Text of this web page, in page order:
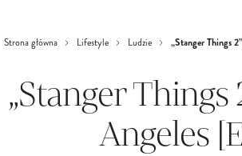
Strona główna Lifestyle Ludzie „Stanger Things
„Stanger
Angeles